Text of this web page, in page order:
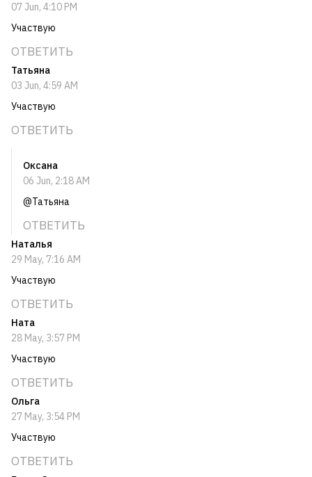
07 Jun, 4:10 PM
Участвую
ОТВЕТИТЬ
Татьяна
03 Jun, 4:59 AM
Участвую
ОТВЕТИТЬ
Оксана
06 Jun, 2:18 AM
@Татьяна
ОТВЕТИТЬ
Наталья
29 May, 7:16 AM
Участвую
ОТВЕТИТЬ
Ната
28 May, 3:57 PM
Участвую
ОТВЕТИТЬ
Ольга
27 May, 3:54 PM
Участвую
ОТВЕТИТЬ